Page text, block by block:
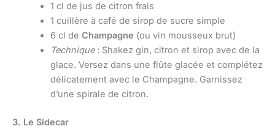
1 cl de jus de citron frais
1 cuillère à café de sirop de sucre simple
6 cl de Champagne (ou vin mousseux brut)
Technique: Shakez gin, citron et sirop avec de la
glace. Versez dans une flûte glacée et complétez
délicatement avec le Champagne. Garnissez
d’une spirale de citron.
3. Le Sidecar